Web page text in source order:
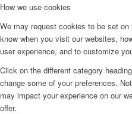
How we use cookies
We may request cookies to be set
know when you visit our websites,
user experience, and to customize
Click on the different category
change some of your preferences.
may impact your experience on our
offer.